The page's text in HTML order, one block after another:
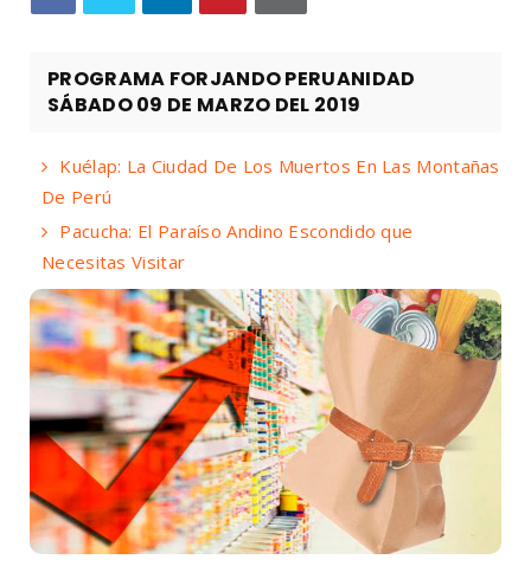
PROGRAMA FORJANDO PERUANIDAD
SÁBADO 09 DE MARZO DEL 2019
Kuélap: La Ciudad De Los Muertos En Las Montañas
De Perú
Pacucha: El Paraíso Andino Escondido que
Necesitas Visitar